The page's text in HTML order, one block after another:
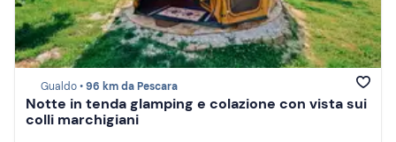
Gualdo •96 km da Pescara
Notte in tenda glamping e colazione con vista sui
colli marchigiani